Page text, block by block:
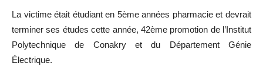
La victime était étudiant en 5ème années pharmacie et devrait
terminer ses études cette année, 42ème promotion de l’Institut
Polytechnique de Conakry et du Département Génie
Électrique.